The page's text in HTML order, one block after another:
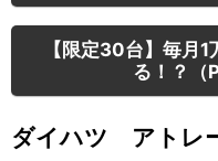
【限定30台】毎月
る！？（
ダイハツ アトレ